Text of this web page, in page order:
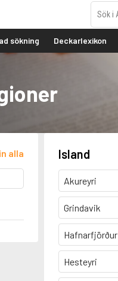
sökning Deckarlexikon
alla Island
Akureyri
Grindavik
Hafnarfjörður
Hesteyri